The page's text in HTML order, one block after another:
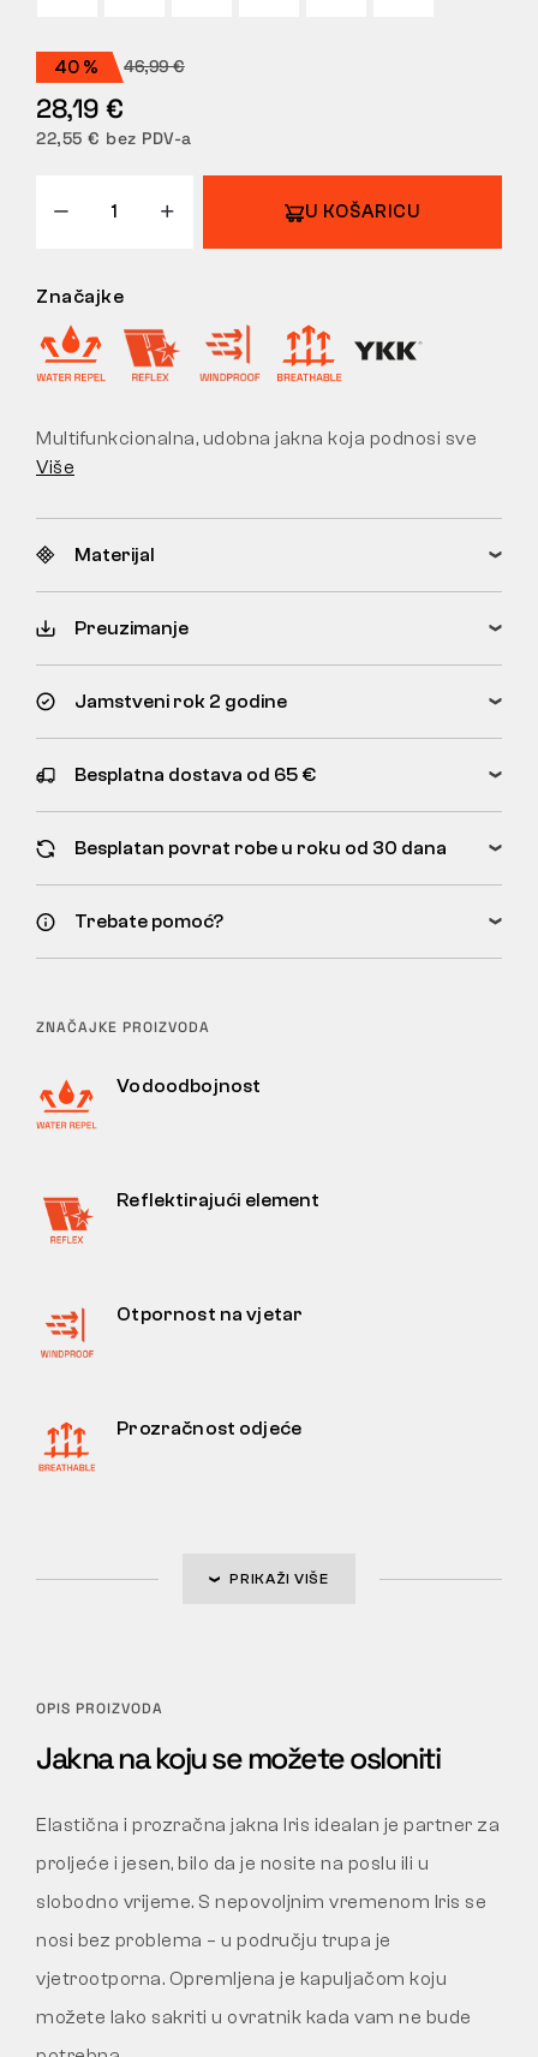
40 % 46,99 €
28,19 €
22,55 € bez PDV-a
U KOŠARICU
Značajke
Multifunkcionalna, udobna jakna koja podnosi sve
Više
Materijal
Preuzimanje
Jamstveni rok 2 godine
Besplatna dostava od 65 €
Besplatan povrat robe u roku od 30 dana
Trebate pomoć?
ZNAČAJKE PROIZVODA
Vodoodbojnost
Reflektirajući element
Otpornost na vjetar
Prozračnost odjeće
PRIKAŽI VIŠE
OPIS PROIZVODA
Jakna na koju se možete osloniti
Elastična i prozračna jakna Iris idealan je partner za
proljeće i jesen, bilo da je nosite na poslu ili u
slobodno vrijeme. S nepovoljnim vremenom Iris se
nosi bez problema – u području trupa je
vjetrootporna. Opremljena je kapuljačom koju
možete lako sakriti u ovratnik kada vam ne bude